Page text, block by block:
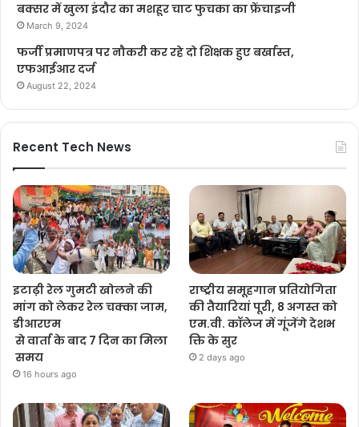
बक्सर में खुला इंदौर का मशहूर चाट फुचका का फ्रेंचाइजी
March 9, 2024
फर्जी प्रमाणपत्र पर नौकरी कर रहे दो शिक्षक हुए बर्खास्त,
एफआईआर दर्ज
August 22, 2024
Recent Tech News
इटाढ़ी रेल गुमटी खोलने की
मांग को लेकर रेल चक्का जाम,
डीआरएम
से वार्ता के बाद 7 दिन का मिला
समय
16 hours ago
राष्ट्रीय समूहगान प्रतियोगिता
की तैयारियां पूरी, 8 अगस्त को
एम.वी. कॉलेज में गूंजेंगे देशभ
क्ति के सुर
2 days ago